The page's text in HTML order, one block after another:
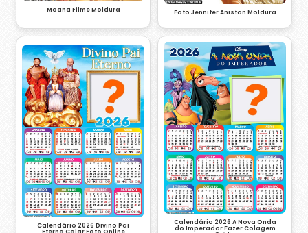
Moana Filme Moldura Foto Jennifer Aniston Moldura
Calendário 2026 Divino Pai Calendário 2026 A Nova Onda
do Imperador Fazer Colagem